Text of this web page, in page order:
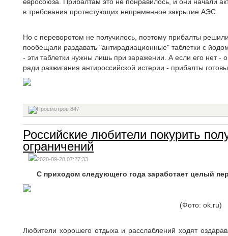
в требования протестующих непременное закрытие АЭС.
Но с переворотом не получилось, поэтому прибалты
пообещали раздавать "антирадиационные" таблетки с
- эти таблетки нужны лишь при заражении. А если его нет -
ради разжигания антироссийской истерии - прибалты
847
Российские любители покурить
ограничений
2020-09-28 07:27:33
С приходом следующего года заработает целый
(Фото: ok.ru)
Любители хорошего отдыха и расслаблений ходят